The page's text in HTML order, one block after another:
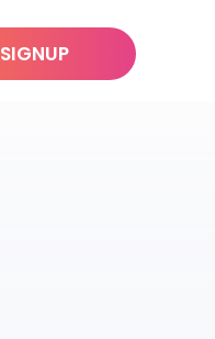
SIGNUP